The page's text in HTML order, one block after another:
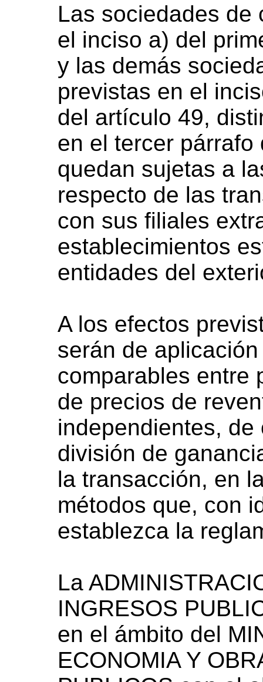
Las sociedades de
el inciso a) del
y las demás
previstas en el
del artículo 49,
en el tercer
quedan sujetas a
respecto de las
con sus filiales
establecimientos
entidades del
A los efectos
serán de
comparables entre
de precios de
independientes,
división de
la transacción, en
métodos que, con
establezca la
La
INGRESOS
en el ámbito del
ECONOMIA Y